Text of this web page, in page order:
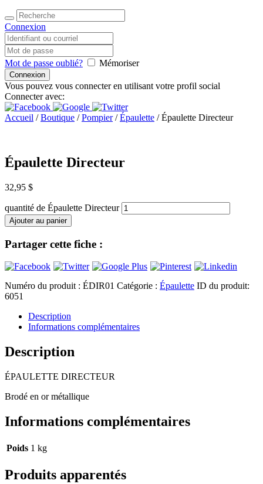
Connexion
Mot de passe oublié? Mémoriser
Vous pouvez vous connecter en utilisant votre profil social
Connecter avec:
Accueil /Boutique /Pompier/Épaulette / Épaulette Directeur
Épaulette Directeur
32,95 $
quantité de Épaulette Directeur
Ajouter au panier
Partager cette fiche :
Numéro du produit : ÉDIR01 Catégorie : Épaulette ID du produit:
6051
Description
Informations complémentaires
Description
ÉPAULETTE DIRECTEUR
Brodé en or métallique
Informations complémentaires
Poids 1 kg
Produits apparentés